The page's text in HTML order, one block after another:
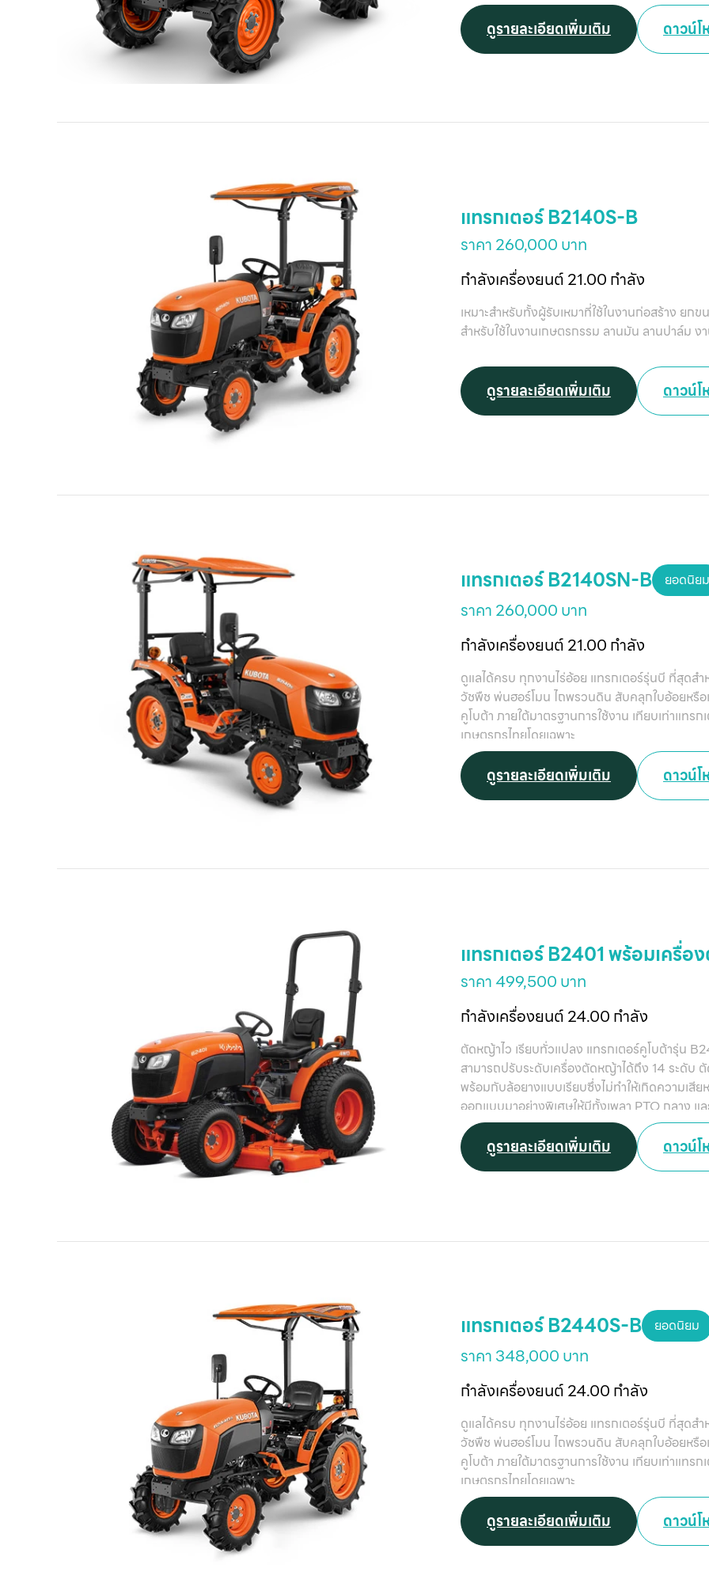
ดูรายละเอียดเพิ่มเติม ดาวน์
แทรกเตอร์ B2140S-B
ราคา 260,000 บาท
กำลังเครื่องยนต์ 21.00 กำลัง
เหมาะสำหรับทั้งผู้รับเหมาที่ใช้ในงานก่อสร้าง ย
สำหรับใช้ในงานเกษตรกรรม ลานมัน ลานปาล์ม
ดูรายละเอียดเพิ่มเติม ดาวน์
แทรกเตอร์ B2140SN-B ยอดนิยม
ราคา 260,000 บาท
กำลังเครื่องยนต์ 21.00 กำลัง
ดูแลได้ครบ ทุกงานไร่อ้อย แทรกเตอร์รุ่นบี ที่สุดส
วัชพืช พ่นฮอร์โมน ไถพรวนดิน สับคลุกใบอ้อยหรื
คูโบต้า ภายใต้มาตรฐานการใช้งาน เทียบเท่าแท
เกษตรกรไทยโดยเฉพาะ
ดูรายละเอียดเพิ่มเติม ดาวน์
แทรกเตอร์ B2401 พร้อมเครื่
ราคา 499,500 บาท
กำลังเครื่องยนต์ 24.00 กำลัง
ตัดหญ้าไว เรียบทั่วแปลง แทรกเตอร์คูโบต้ารุ่น
สามารถปรับระดับเครื่องตัดหญ้าได้ถึง 14 ระดับ
พร้อมกับล้อยางแบบเรียบซึ่งไม่ทำให้เกิดความเสี
ออกแบบมาอย่างพิเศษให้มีทั้งเพลา PTO กลาง
ทำให้สามารถทำงานได้อย่างเอนกประสงค์
ดูรายละเอียดเพิ่มเติม ดาวน์
แทรกเตอร์ B2440S-B ยอดนิยม
ราคา 348,000 บาท
กำลังเครื่องยนต์ 24.00 กำลัง
ดูแลได้ครบ ทุกงานไร่อ้อย แทรกเตอร์รุ่นบี ที่สุดส
วัชพืช พ่นฮอร์โมน ไถพรวนดิน สับคลุกใบอ้อยหรื
คูโบต้า ภายใต้มาตรฐานการใช้งาน เทียบเท่าแท
เกษตรกรไทยโดยเฉพาะ
ดูรายละเอียดเพิ่มเติม ดาวน์